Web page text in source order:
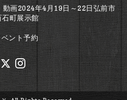
画2024年4月19日～22日弘前市
石町展示館
ベント予約